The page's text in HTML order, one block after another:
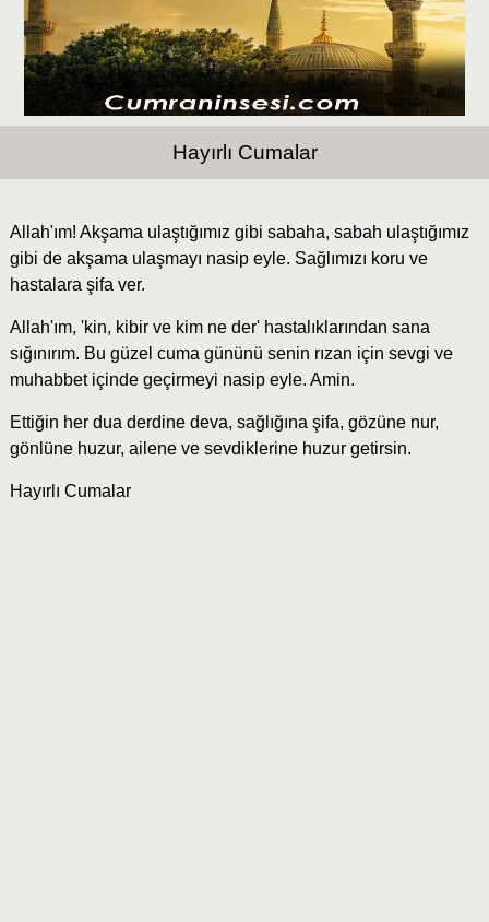
Hayırlı Cumalar
Allah'ım! Akşama ulaştığımız gibi sabaha, sabah ulaştığımız
gibi de akşama ulaşmayı nasip eyle. Sağlımızı koru ve
hastalara şifa ver.
Allah'ım, 'kin, kibir ve kim ne der' hastalıklarından sana
sığınırım. Bu güzel cuma gününü senin rızan için sevgi ve
muhabbet içinde geçirmeyi nasip eyle. Amin.
Ettiğin her dua derdine deva, sağlığına şifa, gözüne nur,
gönlüne huzur, ailene ve sevdiklerine huzur getirsin.
Hayırlı Cumalar